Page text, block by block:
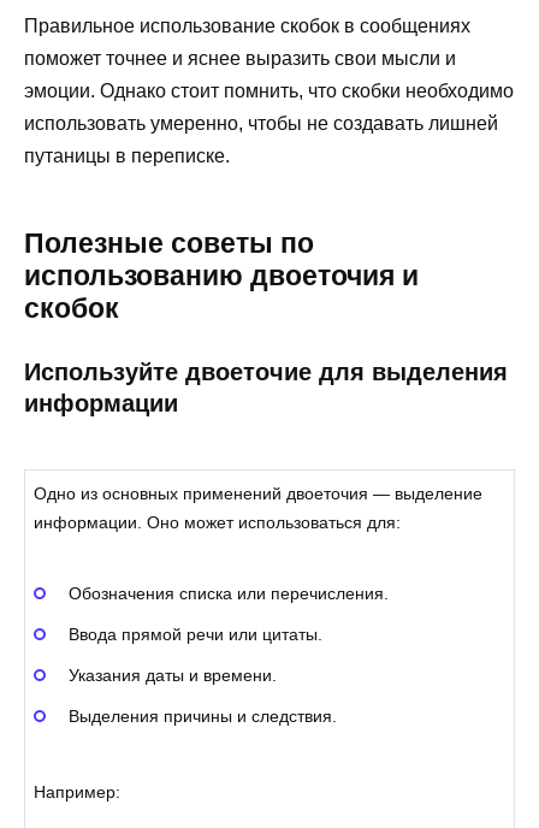
Правильное использование скобок в сообщениях
поможет точнее и яснее выразить свои мысли и
эмоции. Однако стоит помнить, что скобки необходимо
использовать умеренно, чтобы не создавать лишней
путаницы в переписке.
Полезные советы по
использованию двоеточия и
скобок
Используйте двоеточие для выделения
информации
Одно из основных применений двоеточия — выделение
информации. Оно может использоваться для:
Обозначения списка или перечисления.
Ввода прямой речи или цитаты.
Указания даты и времени.
Выделения причины и следствия.
Например: